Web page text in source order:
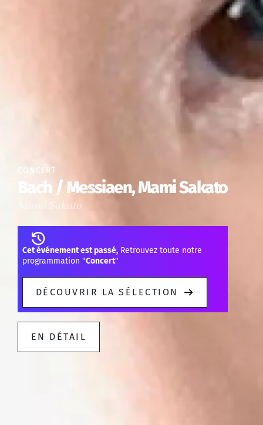
CONCERT
Bach / Messiaen, Mami Sakato
Mami Sakato
Cet événement est passé, Retrouvez toute notre
programmation "Concert"
DÉCOUVRIR LA SÉLECTION
EN DÉTAIL